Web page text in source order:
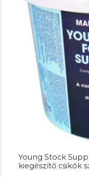
Young Stock
kiegészítő csikók